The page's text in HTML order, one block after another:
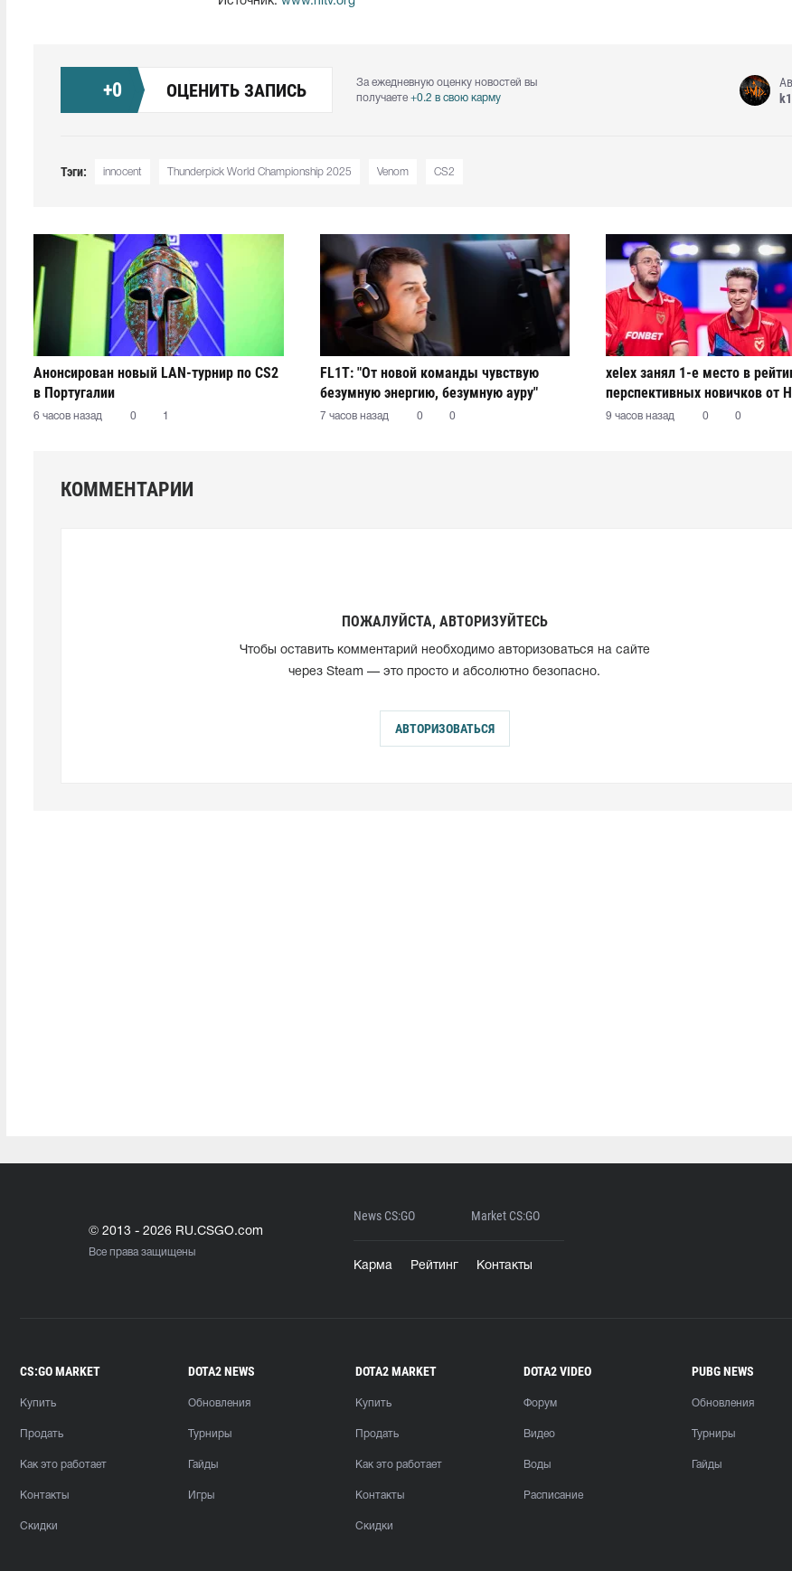
+0 ОЦЕНИТЬ ЗАПИСЬ
За ежедневную оценку новостей вы
получаете +0.2 в свою карму
Тэги: innocent Thunderpick World Championship 2025 Venom CS2
Анонсирован новый LAN-турнир по CS2
в Португалии
6 часов назад 0 1
FL1T: "От новой команды чувствую
безумную энергию, безумную ауру"
7 часов назад 0 0
xelex⁠ занял 1-е место в
перспективных новичков от
9 часов назад 0 0
КОММЕНТАРИИ
ПОЖАЛУЙСТА, АВТОРИЗУЙТЕСЬ
Чтобы оставить комментарий необходимо авторизоваться на сайте
через Steam — это просто и абсолютно безопасно.
АВТОРИЗОВАТЬСЯ
© 2013 - 2026 RU.CSGO.com
Все права защищены
News CS:GO Market CS:GO
Карма Рейтинг Контакты
CS:GO MARKET
Купить
Продать
Как это работает
Контакты
Скидки
DOTA2 NEWS
Обновления
Турниры
Гайды
Игры
DOTA2 MARKET
Купить
Продать
Как это работает
Контакты
Скидки
DOTA2 VIDEO
Форум
Видео
Воды
Расписание
PUBG NEWS
Обновления
Турниры
Гайды